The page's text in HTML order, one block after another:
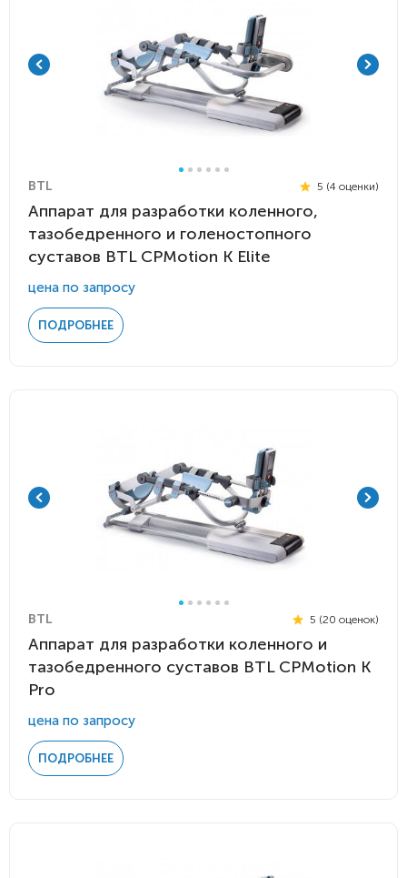
BTL 5 (4 оценки)
Аппарат для разработки коленного,
тазобедренного и голеностопного
суставов BTL CPMotion K Elite
цена по запросу
ПОДРОБНЕЕ
BTL 5 (20 оценок)
Аппарат для разработки коленного и
тазобедренного суставов BTL CPMotion K
Pro
цена по запросу
ПОДРОБНЕЕ